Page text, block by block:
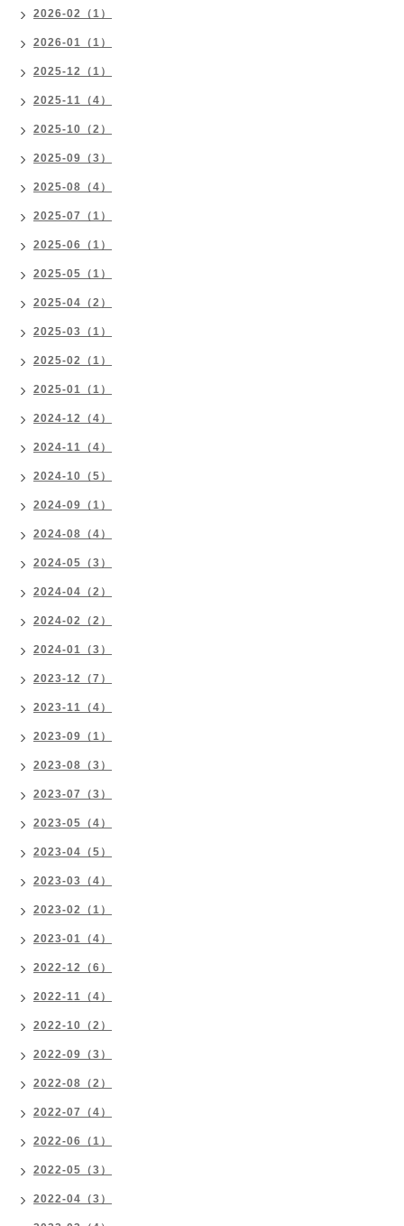
2026-02（1）
2026-01（1）
2025-12（1）
2025-11（4）
2025-10（2）
2025-09（3）
2025-08（4）
2025-07（1）
2025-06（1）
2025-05（1）
2025-04（2）
2025-03（1）
2025-02（1）
2025-01（1）
2024-12（4）
2024-11（4）
2024-10（5）
2024-09（1）
2024-08（4）
2024-05（3）
2024-04（2）
2024-02（2）
2024-01（3）
2023-12（7）
2023-11（4）
2023-09（1）
2023-08（3）
2023-07（3）
2023-05（4）
2023-04（5）
2023-03（4）
2023-02（1）
2023-01（4）
2022-12（6）
2022-11（4）
2022-10（2）
2022-09（3）
2022-08（2）
2022-07（4）
2022-06（1）
2022-05（3）
2022-04（3）